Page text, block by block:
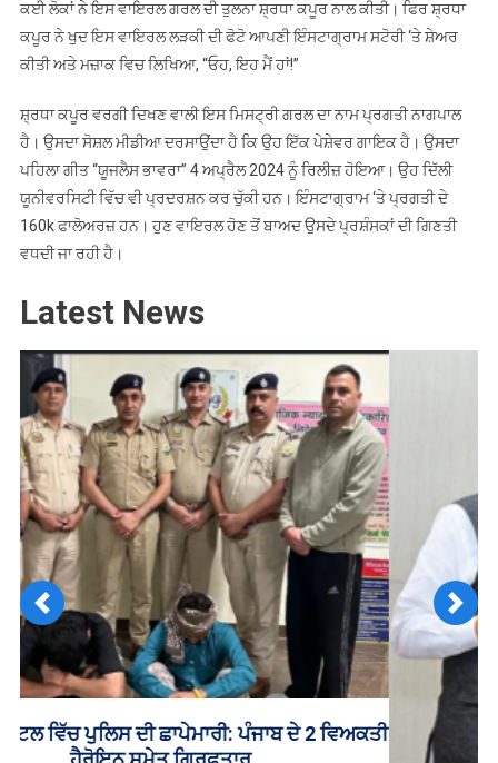
ਕਈ ਲੋਕਾਂ ਨੇ ਇਸ ਵਾਇਰਲ ਗਰਲ ਦੀ ਤੁਲਨਾ ਸ਼੍ਰਧਾ ਕਪੂਰ ਨਾਲ ਕੀਤੀ। ਫਿਰ ਸ਼੍ਰਧਾ
ਕਪੂਰ ਨੇ ਖੁਦ ਇਸ ਵਾਇਰਲ ਲੜਕੀ ਦੀ ਫੋਟੋ ਆਪਣੀ ਇੰਸਟਾਗ੍ਰਾਮ ਸਟੋਰੀ ‘ਤੇ ਸ਼ੇਅਰ
ਕੀਤੀ ਅਤੇ ਮਜ਼ਾਕ ਵਿਚ ਲਿਖਿਆ, “ਓਹ, ਇਹ ਮੈਂ ਹਾਂ!”
ਸ਼੍ਰਧਾ ਕਪੂਰ ਵਰਗੀ ਦਿਖਣ ਵਾਲੀ ਇਸ ਮਿਸਟ੍ਰੀ ਗਰਲ ਦਾ ਨਾਮ ਪ੍ਰਗਤੀ ਨਾਗਪਾਲ
ਹੈ। ਉਸਦਾ ਸੋਸ਼ਲ ਮੀਡੀਆ ਦਰਸਾਉਂਦਾ ਹੈ ਕਿ ਉਹ ਇੱਕ ਪੇਸ਼ੇਵਰ ਗਾਇਕ ਹੈ। ਉਸਦਾ
ਪਹਿਲਾ ਗੀਤ “ਯੂਜਲੈਸ ਭਾਵਰਾ” 4 ਅਪ੍ਰੈਲ 2024 ਨੂੰ ਰਿਲੀਜ਼ ਹੋਇਆ। ਉਹ ਦਿੱਲੀ
ਯੂਨੀਵਰਸਿਟੀ ਵਿੱਚ ਵੀ ਪ੍ਰਦਰਸ਼ਨ ਕਰ ਚੁੱਕੀ ਹਨ। ਇੰਸਟਾਗ੍ਰਾਮ ‘ਤੇ ਪ੍ਰਗਤੀ ਦੇ
160k ਫਾਲੋਅਰਜ਼ ਹਨ। ਹੁਣ ਵਾਇਰਲ ਹੋਣ ਤੋਂ ਬਾਅਦ ਉਸਦੇ ਪ੍ਰਸ਼ੰਸਕਾਂ ਦੀ ਗਿਣਤੀ
ਵਧਦੀ ਜਾ ਰਹੀ ਹੈ।
Latest News
Previous Next